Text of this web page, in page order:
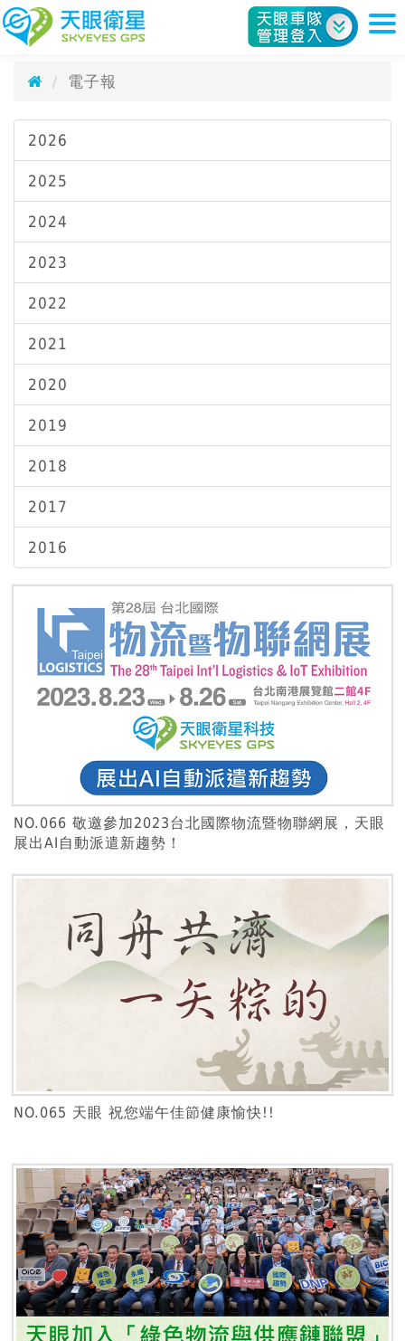
天眼衛星科技股份有限公司
電子報SkyEyes e-Paper
電子報
2026
2025
2024
2023
2022
2021
2020
2019
2018
2017
2016
NO.066 敬邀參加2023台北國際物流暨物聯網展，天眼
展出AI自動派遣新趨勢！
NO.065 天眼 祝您端午佳節健康愉快!!